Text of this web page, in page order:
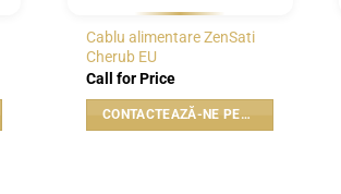
Cablu alimentare ZenSati
Cherub EU
Call for Price
CONTACTEAZĂ-NE PENTRU PREȚ